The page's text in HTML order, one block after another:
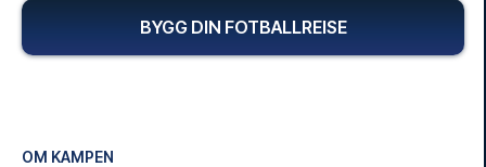
OM KAMPEN
BYGG DIN FOTBALLREISE